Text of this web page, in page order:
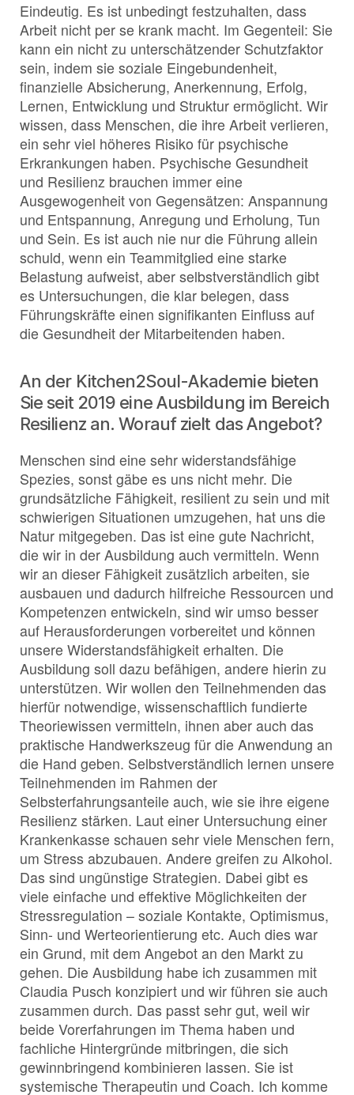
Eindeutig. Es ist unbedingt festzuhalten, dass
Arbeit nicht per se krank macht. Im Gegenteil: Sie
kann ein nicht zu unterschätzender Schutzfaktor
sein, indem sie soziale Eingebundenheit,
finanzielle Absicherung, Anerkennung, Erfolg,
Lernen, Entwicklung und Struktur ermöglicht. Wir
wissen, dass Menschen, die ihre Arbeit verlieren,
ein sehr viel höheres Risiko für psychische
Erkrankungen haben. Psychische Gesundheit
und Resilienz brauchen immer eine
Ausgewogenheit von Gegensätzen: Anspannung
und Entspannung, Anregung und Erholung, Tun
und Sein. Es ist auch nie nur die Führung allein
schuld, wenn ein Teammitglied eine starke
Belastung aufweist, aber selbstverständlich gibt
es Untersuchungen, die klar belegen, dass
Führungskräfte einen signifikanten Einfluss auf
die Gesundheit der Mitarbeitenden haben.
An der Kitchen2Soul-Akademie bieten
Sie seit 2019 eine Ausbildung im Bereich
Resilienz an. Worauf zielt das Angebot?
Menschen sind eine sehr widerstandsfähige
Spezies, sonst gäbe es uns nicht mehr. Die
grundsätzliche Fähigkeit, resilient zu sein und mit
schwierigen Situationen umzugehen, hat uns die
Natur mitgegeben. Das ist eine gute Nachricht,
die wir in der Ausbildung auch vermitteln. Wenn
wir an dieser Fähigkeit zusätzlich arbeiten, sie
ausbauen und dadurch hilfreiche Ressourcen und
Kompetenzen entwickeln, sind wir umso besser
auf Herausforderungen vorbereitet und können
unsere Widerstandsfähigkeit erhalten. Die
Ausbildung soll dazu befähigen, andere hierin zu
unterstützen. Wir wollen den Teilnehmenden das
hierfür notwendige, wissenschaftlich fundierte
Theoriewissen vermitteln, ihnen aber auch das
praktische Handwerkszeug für die Anwendung an
die Hand geben. Selbstverständlich lernen unsere
Teilnehmenden im Rahmen der
Selbsterfahrungsanteile auch, wie sie ihre eigene
Resilienz stärken. Laut einer Untersuchung einer
Krankenkasse schauen sehr viele Menschen fern,
um Stress abzubauen. Andere greifen zu Alkohol.
Das sind ungünstige Strategien. Dabei gibt es
viele einfache und effektive Möglichkeiten der
Stressregulation – soziale Kontakte, Optimismus,
Sinn- und Werteorientierung etc. Auch dies war
ein Grund, mit dem Angebot an den Markt zu
gehen. Die Ausbildung habe ich zusammen mit
Claudia Pusch konzipiert und wir führen sie auch
zusammen durch. Das passt sehr gut, weil wir
beide Vorerfahrungen im Thema haben und
fachliche Hintergründe mitbringen, die sich
gewinnbringend kombinieren lassen. Sie ist
systemische Therapeutin und Coach. Ich komme